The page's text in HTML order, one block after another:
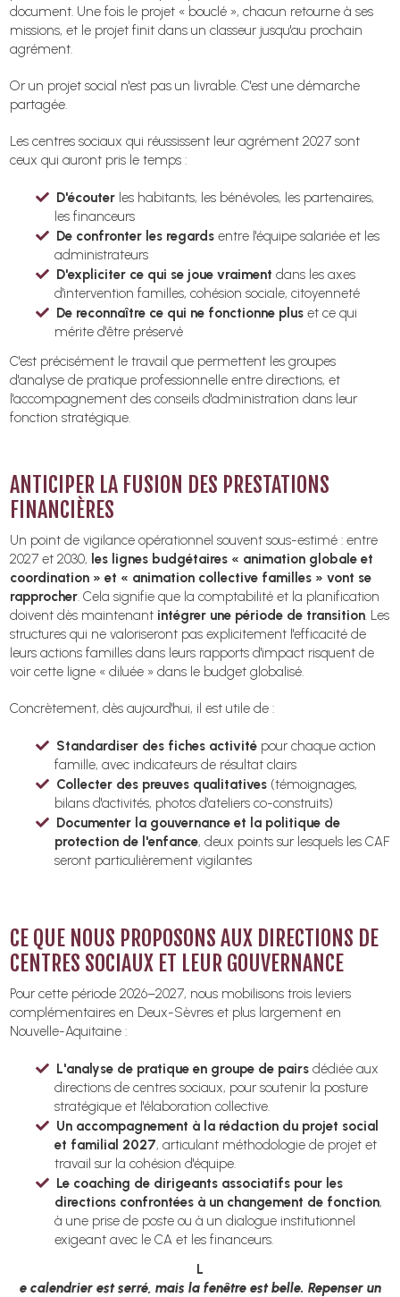
document. Une fois le projet « bouclé », chacun retourne à ses
missions, et le projet finit dans un classeur jusqu'au prochain
agrément.
Or un projet social n'est pas un livrable. C'est une démarche
partagée.
Les centres sociaux qui réussissent leur agrément 2027 sont
ceux qui auront pris le temps :
D'écouter les habitants, les bénévoles, les partenaires,
les financeurs
De confronter les regards entre l'équipe salariée et les
administrateurs
D'expliciter ce qui se joue vraiment dans les axes
d'intervention familles, cohésion sociale, citoyenneté
De reconnaître ce qui ne fonctionne pluset ce qui
mérite d'être préservé
C'est précisément le travail que permettent les groupes
d'analyse de pratique professionnelle entre directions, et
l'accompagnement des conseils d'administration dans leur
fonction stratégique.
ANTICIPER LA FUSION DES PRESTATIONS
FINANCIÈRES
Un point de vigilance opérationnel souvent sous-estimé : entre
2027 et 2030, les lignes budgétaires « animation globale et
coordination » et « animation collective familles » vont se
rapprocher. Cela signifie que la comptabilité et la planification
doivent dès maintenant intégrer une période de transition. Les
structures qui ne valoriseront pas explicitement l'efficacité de
leurs actions familles dans leurs rapports d'impact risquent de
voir cette ligne « diluée » dans le budget globalisé.
Concrètement, dès aujourd'hui, il est utile de :
Standardiser des fiches activité pour chaque action
famille, avec indicateurs de résultat clairs
Collecter des preuves qualitatives (témoignages,
bilans d'activités, photos d'ateliers co-construits)
Documenter la gouvernance et la politique de
protection de l'enfance, deux points sur lesquels les CAF
seront particulièrement vigilantes
CE QUE NOUS PROPOSONS AUX DIRECTIONS DE
CENTRES SOCIAUX ET LEUR GOUVERNANCE
Pour cette période 2026–2027, nous mobilisons trois leviers
complémentaires en Deux-Sèvres et plus largement en
Nouvelle-Aquitaine :
L'analyse de pratique en groupe de pairs dédiée aux
directions de centres sociaux, pour soutenir la posture
stratégique et l'élaboration collective.
Un accompagnement à la rédaction du projet social
et familial 2027, articulant méthodologie de projet et
travail sur la cohésion d'équipe.
Le coaching de dirigeants associatifs pour les
directions confrontées à un changement de fonction,
à une prise de poste ou à un dialogue institutionnel
exigeant avec le CA et les financeurs.
L
e calendrier est serré, mais la fenêtre est belle. Repenser un